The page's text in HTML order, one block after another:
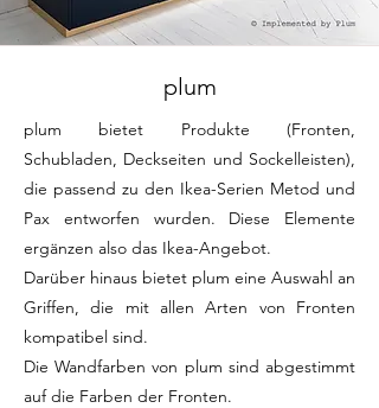
plum
plum bietet Produkte (Fronten,
Schubladen, Deckseiten und Sockelleisten),
die passend zu den Ikea-Serien Metod und
Pax entworfen wurden. Diese Elemente
ergänzen also das Ikea-Angebot.
Darüber hinaus bietet plum eine Auswahl an
Griffen, die mit allen Arten von Fronten
kompatibel sind.
Die Wandfarben von plum sind abgestimmt
auf die Farben der Fronten.